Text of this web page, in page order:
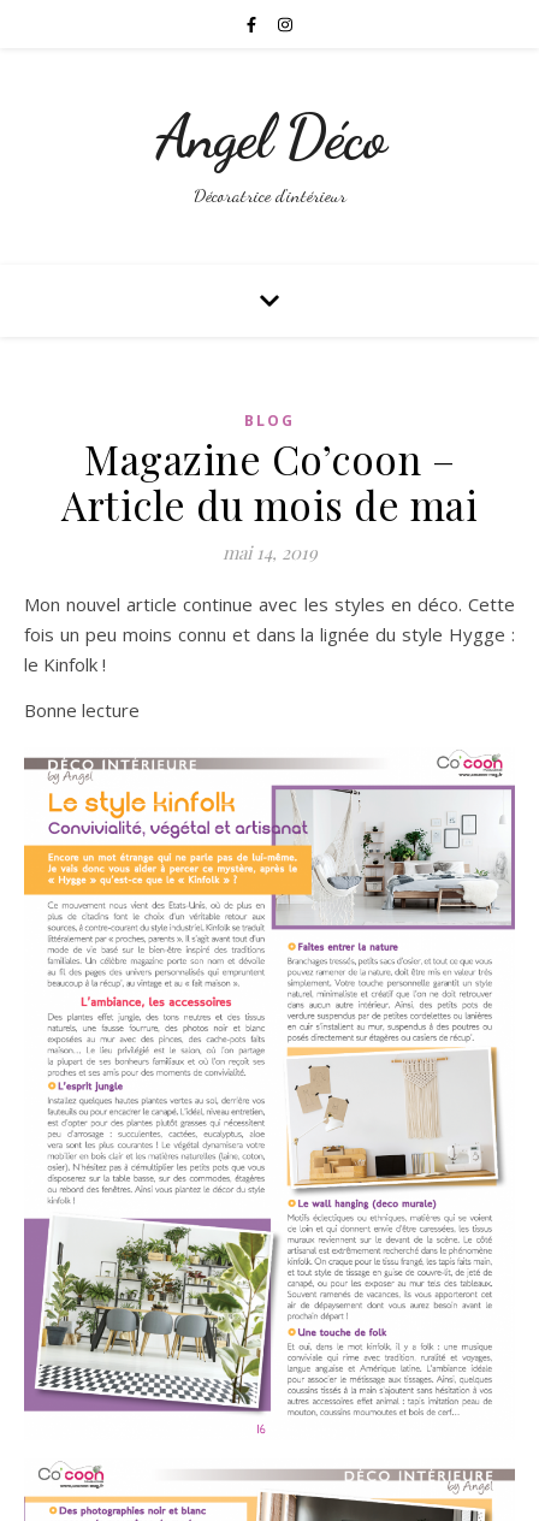
Angel Déco
Décoratrice d'intérieur
BLOG
Magazine Co’coon –
Article du mois de mai
mai 14, 2019
Mon nouvel article continue avec les styles en déco. Cette
fois un peu moins connu et dans la lignée du style Hygge :
le Kinfolk !
Bonne lecture